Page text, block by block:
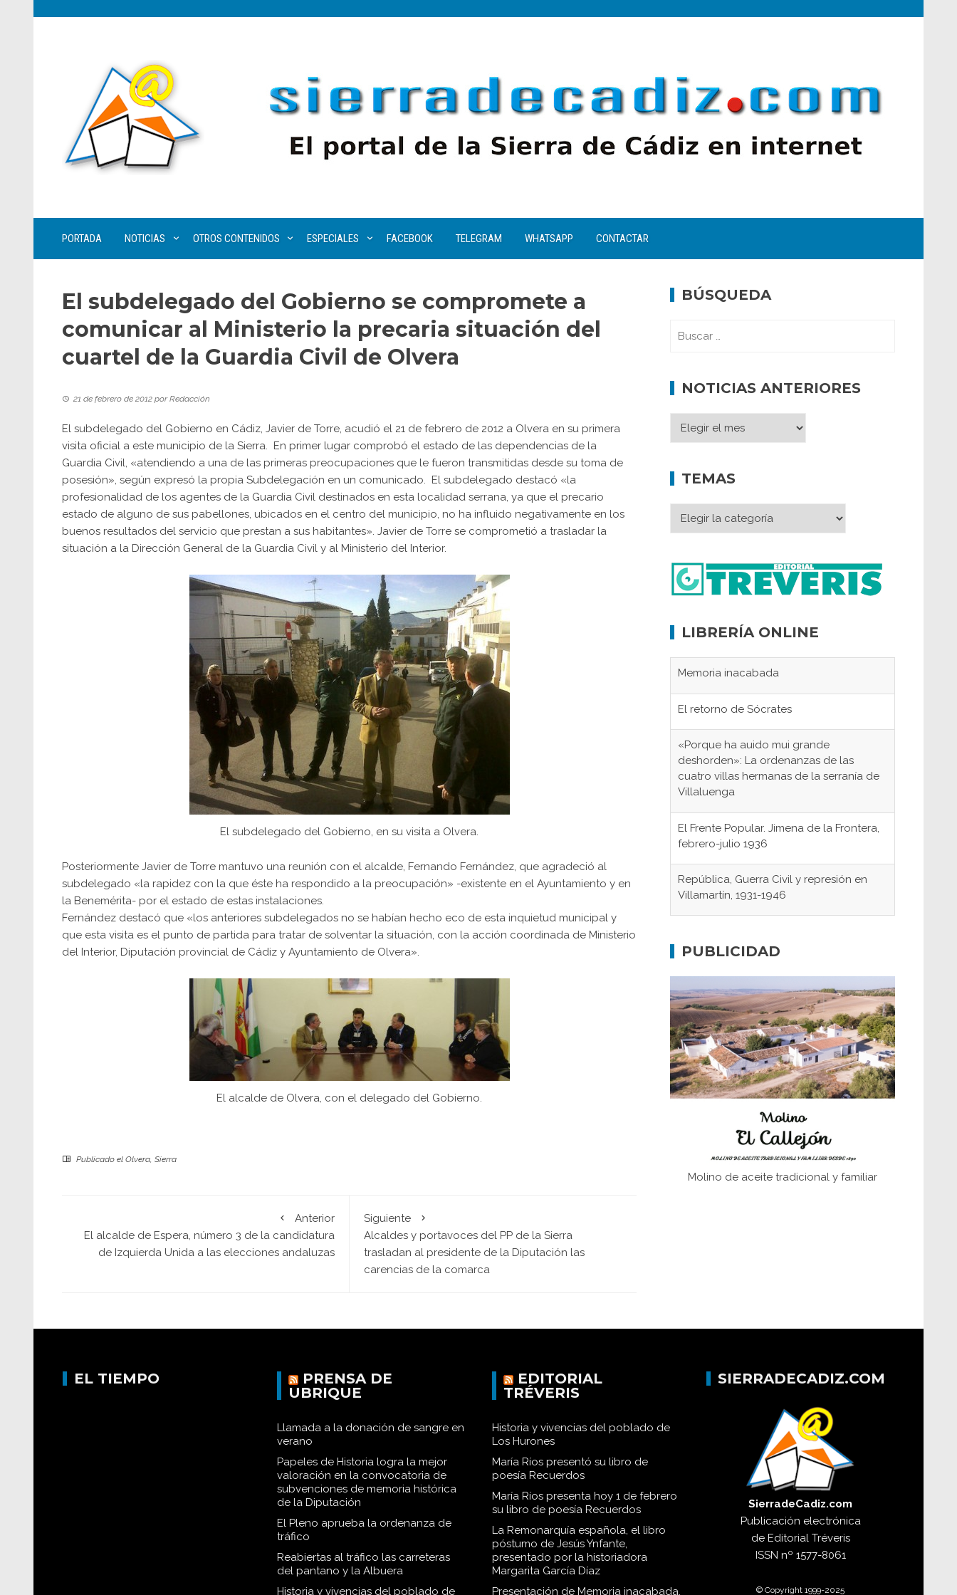
PORTADA NOTICIAS OTROS CONTENIDOS ESPECIALES FACEBOOK TELEGRAM WHATSAPP CONTACTAR
El subdelegado del Gobierno se compromete a
comunicar al Ministerio la precaria situación del
cuartel de la Guardia Civil de Olvera
21 de febrero de 2012 porRedacción
El subdelegado del Gobierno en Cádiz, Javier de Torre, acudió el 21 de febrero de 2012 a Olvera en su primera
visita oficial a este municipio de la Sierra. En primer lugar comprobó el estado de las dependencias de la
Guardia Civil, «atendiendo a una de las primeras preocupaciones que le fueron transmitidas desde su toma de
posesión», según expresó la propia Subdelegación en un comunicado. El subdelegado destacó «la
profesionalidad de los agentes de la Guardia Civil destinados en esta localidad serrana, ya que el precario
estado de alguno de sus pabellones, ubicados en el centro del municipio, no ha influido negativamente en los
buenos resultados del servicio que prestan a sus habitantes». Javier de Torre se comprometió a trasladar la
situación a la Dirección General de la Guardia Civil y al Ministerio del Interior.
El subdelegado del Gobierno, en su visita a Olvera.
Posteriormente Javier de Torre mantuvo una reunión con el alcalde, Fernando Fernández, que agradeció al
subdelegado «la rapidez con la que éste ha respondido a la preocupación» -existente en el Ayuntamiento y en
la Benemérita- por el estado de estas instalaciones.
Fernández destacó que «los anteriores subdelegados no se habían hecho eco de esta inquietud municipal y
que esta visita es el punto de partida para tratar de solventar la situación, con la acción coordinada de Ministerio
del Interior, Diputación provincial de Cádiz y Ayuntamiento de Olvera».
El alcalde de Olvera, con el delegado del Gobierno.
Publicado el Olvera, Sierra
Anterior
El alcalde de Espera, número 3 de la candidatura
de Izquierda Unida a las elecciones andaluzas
Siguiente
Alcaldes y portavoces del PP de la Sierra
trasladan al presidente de la Diputación las
carencias de la comarca
BÚSQUEDA
NOTICIAS ANTERIORES
TEMAS
LIBRERÍA ONLINE
Memoria inacabada
El retorno de Sócrates
«Porque ha auido mui grande
deshorden»: La ordenanzas de las
cuatro villas hermanas de la serranía de
Villaluenga
El Frente Popular. Jimena de la Frontera,
febrero-julio 1936
República, Guerra Civil y represión en
Villamartín, 1931-1946
concentración nazis
fundaciones de Bornos
El Frente Popular. Ubrique, febrero-julio
1936
Juntar las letras. La alfabetización en el
campo: del afán de saber a la
Historia y vivencias del poblado de Los
PUBLICIDAD
Molino de aceite tradicional y familiar
EL TIEMPO
PRENSA DE
UBRIQUE
Llamada a la donación de sangre en
verano
Papeles de Historia logra la mejor
valoración en la convocatoria de
subvenciones de memoria histórica
de la Diputación
El Pleno aprueba la ordenanza de
tráfico
Reabiertas al tráfico las carreteras
del pantano y la Albuera
Historia y vivencias del poblado de
EDITORIAL
TRÉVERIS
Historia y vivencias del poblado de
Los Hurones
María Ríos presentó su libro de
poesía Recuerdos
María Ríos presenta hoy 1 de febrero
su libro de poesía Recuerdos
La Remonarquía española, el libro
póstumo de Jesús Ynfante,
presentado por la historiadora
Margarita García Díaz
Presentación de Memoria inacabada,
SIERRADECADIZ.COM
SierradeCadiz.com
Publicación electrónica
de Editorial Tréveris
ISSN nº 1577-8061
© Copyright 1999-2025